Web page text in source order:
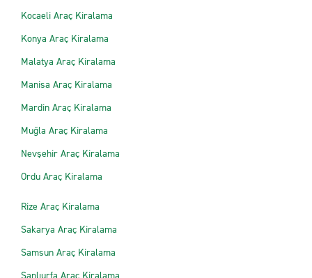
Kocaeli Araç Kiralama
Konya Araç Kiralama
Malatya Araç Kiralama
Manisa Araç Kiralama
Mardin Araç Kiralama
Muğla Araç Kiralama
Nevşehir Araç Kiralama
Ordu Araç Kiralama
Rize Araç Kiralama
Sakarya Araç Kiralama
Samsun Araç Kiralama